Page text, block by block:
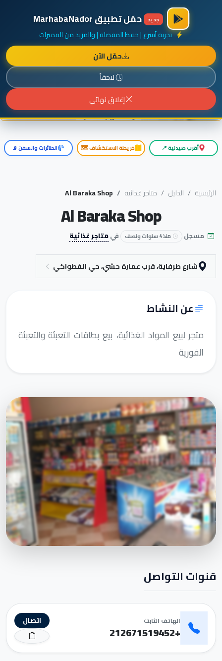
أضف نشاطك مجاناً
جديد حمّل تطبيق MarhabaNador
تجربة أسرع | حفظ المفضلة | والمزيد من المميزات
حمّل الآن
لاحقاً
إغلاق نهائي
إعلان ممول المزيد حول هذا الإعلان
أقرب صيدلية 📍 خريطة الاستكشاف 🗺️ الطائرات والسفن 📡
الرئيسية الدليل متاجر غذائية Al Baraka Shop
Al Baraka Shop
مسجل منذ 4 سنوات ونصف فيمتاجر غذائية
شارع طرفاية، قرب عمارة حشي، حي الفطواكي
عن النشاط
متجر لبيع المواد الغذائية، بيع بطاقات التعبئة والتعبئة
الفورية
قنوات التواصل
الهاتف الثابت
+212671519452
اتصال